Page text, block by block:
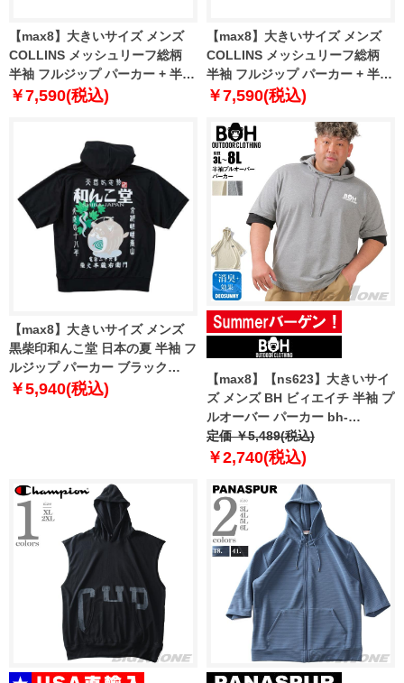
【max8】大きいサイズ メンズ
COLLINS メッシュリーフ総柄
半袖 フルジップ パーカー + 半袖
Tシャツ ブラック×ブラック
￥7,590(税込)
【max8】大きいサイズ メンズ
COLLINS メッシュリーフ総柄
半袖 フルジップ パーカー + 半袖
Tシャツ ブルー×ホワイト 1258-
￥7,590(税込)
【max8】大きいサイズ メンズ
黒柴印和んこ堂 日本の夏 半袖 フ
ルジップ パーカー ブラック
1258-5211-2 3L 4L 5L 6L 8L
￥5,940(税込)
【max8】【ns623】大きいサイ
ズ メンズ BH ビィエイチ 半袖 プ
ルオーバー パーカー bh-
t250206
定価 ￥5,489(税込)
￥2,740(税込)